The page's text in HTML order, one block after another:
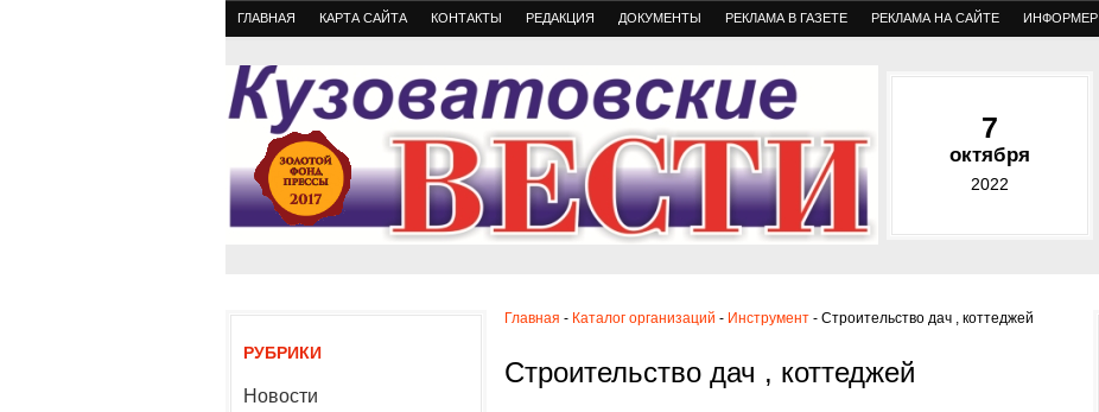
ГЛАВНАЯ КАРТА САЙТА КОНТАКТЫ РЕДАКЦИЯ ДОКУМЕНТЫ РЕКЛАМА В ГАЗЕТЕ РЕКЛАМА НА САЙТЕ ИНФОРМЕР
7
октября
2022
РУБРИКИ
Новости
Главная - Каталог организаций - Инструмент - Строительство дач , коттеджей
Строительство дач , коттеджей